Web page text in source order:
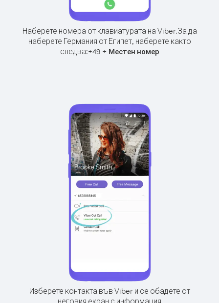
Наберете номера от клавиатурата на Viber.За да
наберете Германия от Египет, наберете както
следва:+49 + Местен номер
Изберете контакта във Viber и се обадете от
неговия екран с информация